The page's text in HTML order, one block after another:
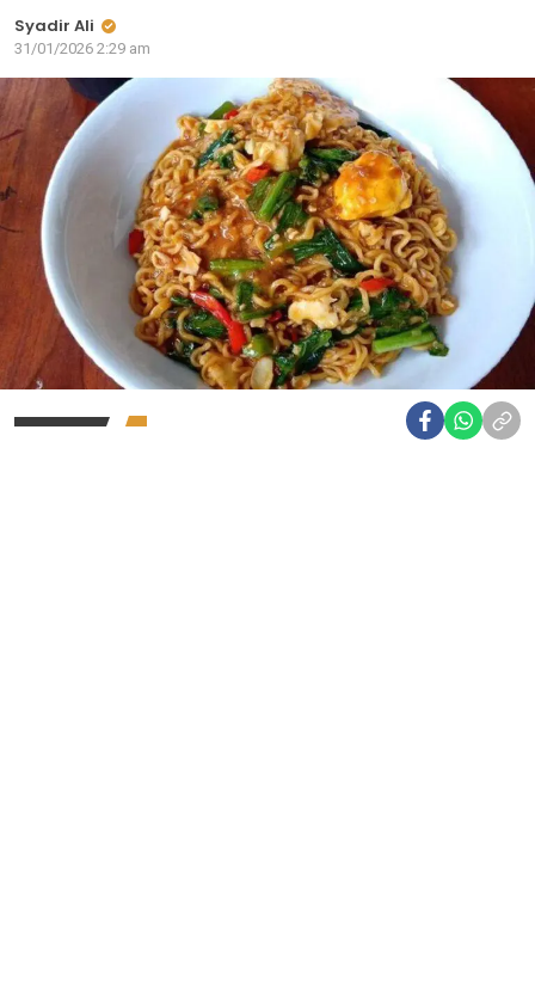
Syadir Ali
31/01/2026 2:29 am